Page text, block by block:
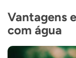
Vantagens
com água